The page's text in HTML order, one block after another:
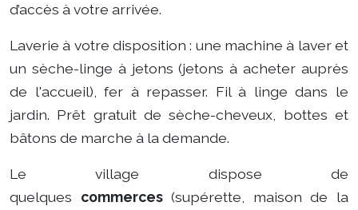
d’accès à votre arrivée.
Laverie à votre disposition : une machine à laver et
un sèche-linge à jetons (jetons à acheter auprès
de l'accueil), fer à repasser. Fil à linge dans le
jardin. Prêt gratuit de sèche-cheveux, bottes et
bâtons de marche à la demande.
Le village dispose de
quelques commerces(supérette, maison de la